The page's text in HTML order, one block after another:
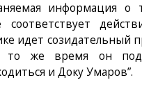
информация
соответствует
идет созидательный
то же время он
и Доку Умаров”.